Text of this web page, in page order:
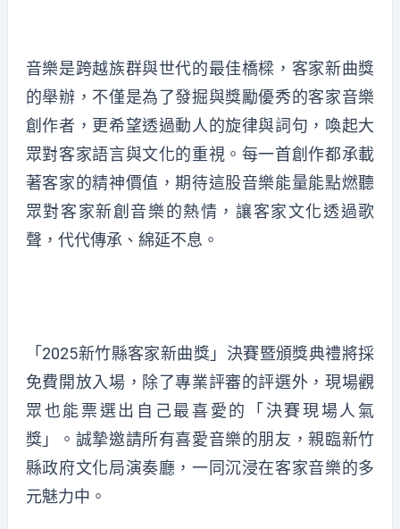
音樂是跨越族群與世代的最佳橋樑，客家新曲獎
的舉辦，不僅是為了發掘與獎勵優秀的客家音樂
創作者，更希望透過動人的旋律與詞句，喚起大
眾對客家語言與文化的重視。每一首創作都承載
著客家的精神價值，期待這股音樂能量能點燃聽
眾對客家新創音樂的熱情，讓客家文化透過歌
聲，代代傳承、綿延不息。
「2025新竹縣客家新曲獎」決賽暨頒獎典禮將採
免費開放入場，除了專業評審的評選外，現場觀
眾也能票選出自己最喜愛的「決賽現場人氣
獎」。誠摯邀請所有喜愛音樂的朋友，親臨新竹
縣政府文化局演奏廳，一同沉浸在客家音樂的多
元魅力中。